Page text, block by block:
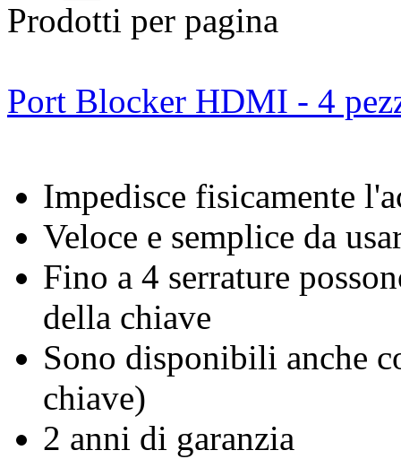
Prodotti per pagina
Port Blocker HDMI - 4
Impedisce fisicamente
Veloce e semplice da
Fino a 4 serrature
della chiave
Sono disponibili anche
chiave)
2 anni di garanzia